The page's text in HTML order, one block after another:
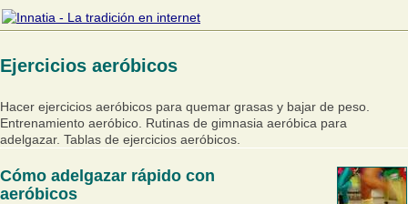
Ejercicios aeróbicos
Hacer ejercicios aeróbicos para quemar grasas y bajar de peso.
Entrenamiento aeróbico. Rutinas de gimnasia aeróbica para
adelgazar. Tablas de ejercicios aeróbicos.
Cómo adelgazar rápido con
aeróbicos